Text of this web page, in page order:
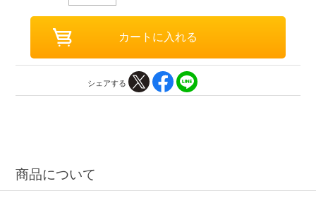
シェアする
商品について